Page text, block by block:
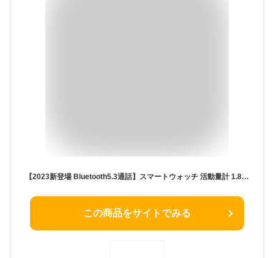
【2023新登場 Bluetooth5.3通話】スマートウォッチ 活動量計 1.81インチ大画面 音声アシスタント 腕時計 smart watch 歩数計 スマートブレスレット 計算機 スポーツウォッチ 多機能ウォッチ ストップウォッチ 運動モード 多種類文字盤 消費カロリー 音楽制御 IP67防水 GPSランニング ins/Line/Twitter/着信＆メッセージ通知 日本語説明書/高齢者/老人/誕生日/ギフト/プレゼント iPhone/Android 対応
この商品をサイトでみる